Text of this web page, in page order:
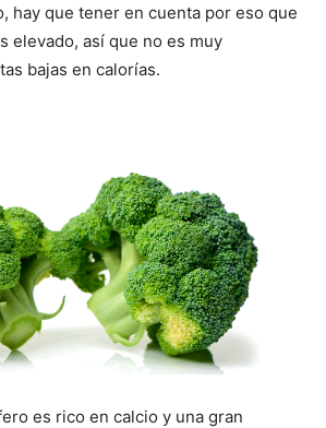
hay que tener en cuenta por eso que
elevado, así que no es muy
bajas en calorías.
es rico en calcio y una gran